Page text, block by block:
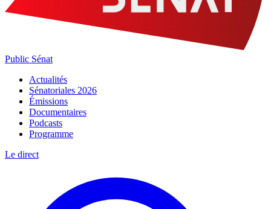
Public Sénat
Actualités
Sénatoriales 2026
Émissions
Documentaires
Podcasts
Programme
Le direct